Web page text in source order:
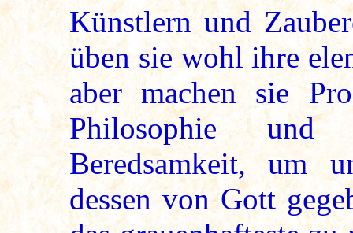
Künstlern und
üben sie wohl ihre
aber machen sie
Philosophie und
Beredsamkeit, um
dessen von Gott